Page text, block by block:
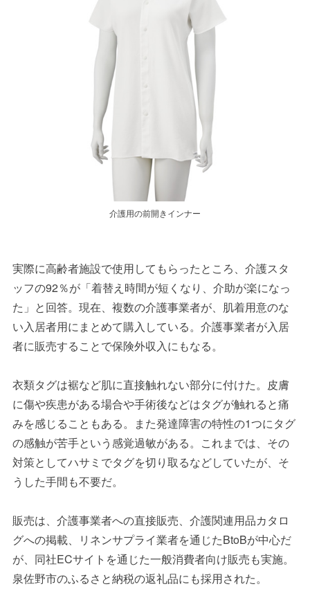
介護用の前開きインナー
実際に高齢者施設で使用してもらったところ、介護スタ
ッフの92％が「着替え時間が短くなり、介助が楽になっ
た」と回答。現在、複数の介護事業者が、肌着用意のな
い入居者用にまとめて購入している。介護事業者が入居
者に販売することで保険外収入にもなる。
衣類タグは裾など肌に直接触れない部分に付けた。皮膚
に傷や疾患がある場合や手術後などはタグが触れると痛
みを感じることもある。また発達障害の特性の1つにタグ
の感触が苦手という感覚過敏がある。これまでは、その
対策としてハサミでタグを切り取るなどしていたが、そ
うした手間も不要だ。
販売は、介護事業者への直接販売、介護関連用品カタロ
グへの掲載、リネンサプライ業者を通じたBtoBが中心だ
が、同社ECサイトを通じた一般消費者向け販売も実施。
泉佐野市のふるさと納税の返礼品にも採用された。